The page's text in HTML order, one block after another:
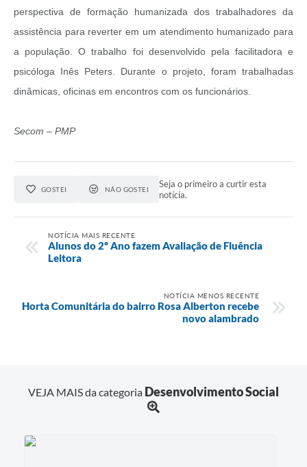
perspectiva de formação humanizada dos trabalhadores da
assistência para reverter em um atendimento humanizado para
a população. O trabalho foi desenvolvido pela facilitadora e
psicóloga Inês Peters. Durante o projeto, foram trabalhadas
dinâmicas, oficinas em encontros com os funcionários.
Secom – PMP
GOSTEI NÃO GOSTEI
Seja o primeiro a curtir esta
notícia.
NOTÍCIA MAIS RECENTE
Alunos do 2º Ano fazem Avaliação de Fluência
Leitora
NOTÍCIA MENOS RECENTE
Horta Comunitária do bairro Rosa Alberton recebe
novo alambrado
VEJA MAIS da categoria Desenvolvimento Social